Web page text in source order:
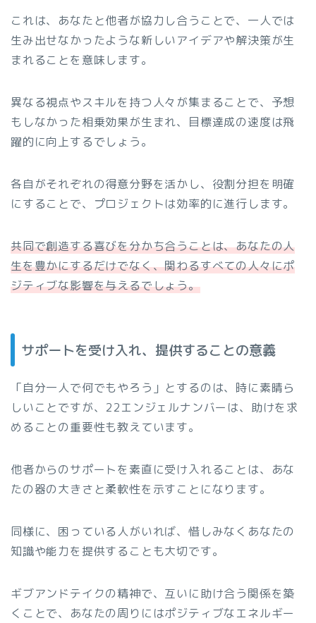
これは、あなたと他者が協力し合うことで、一人では
生み出せなかったような新しいアイデアや解決策が生
まれることを意味します。
異なる視点やスキルを持つ人々が集まることで、予想
もしなかった相乗効果が生まれ、目標達成の速度は飛
躍的に向上するでしょう。
各自がそれぞれの得意分野を活かし、役割分担を明確
にすることで、プロジェクトは効率的に進行します。
共同で創造する喜びを分かち合うことは、あなたの人
生を豊かにするだけでなく、関わるすべての人々にポ
ジティブな影響を与えるでしょう。
サポートを受け入れ、提供することの意義
「自分一人で何でもやろう」とするのは、時に素晴ら
しいことですが、22エンジェルナンバーは、助けを求
めることの重要性も教えています。
他者からのサポートを素直に受け入れることは、あな
たの器の大きさと柔軟性を示すことになります。
同様に、困っている人がいれば、惜しみなくあなたの
知識や能力を提供することも大切です。
ギブアンドテイクの精神で、互いに助け合う関係を築
くことで、あなたの周りにはポジティブなエネルギー